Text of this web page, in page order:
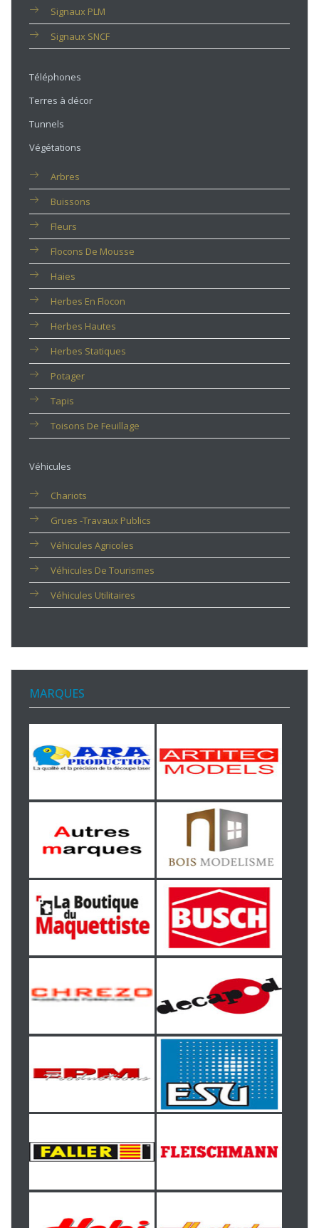
Signaux PLM
Signaux SNCF
Téléphones
Terres à décor
Tunnels
Végétations
Arbres
Buissons
Fleurs
Flocons De Mousse
Haies
Herbes En Flocon
Herbes Hautes
Herbes Statiques
Potager
Tapis
Toisons De Feuillage
Véhicules
Chariots
Grues -travaux Publics
Véhicules Agricoles
Véhicules De Tourismes
Véhicules Utilitaires
MARQUES